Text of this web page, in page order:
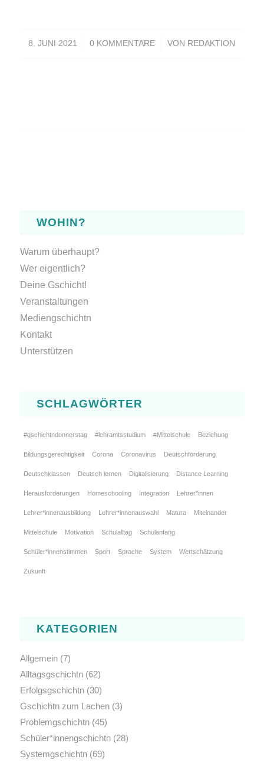
8. JUNI 2021
/ 0 KOMMENTARE
/ VON REDAKTION
WOHIN?
Warum überhaupt?
Wer eigentlich?
Deine Gschicht!
Veranstaltungen
Mediengschichtn
Kontakt
Unterstützen
SCHLAGWÖRTER
#gschichtndonnerstag #lehramtsstudium #Mittelschule Beziehung
Bildungsgerechtigkeit Corona Coronavirus Deutschförderung
Deutschklassen Deutsch lernen Digitalisierung Distance Learning
Herausforderungen Homeschooling Integration Lehrer*innen
Lehrer*innenausbildung Lehrer*innenauswahl Matura Miteinander
Mittelschule Motivation Schulalltag Schulanfang
Schüler*innenstimmen Sport Sprache System Wertschätzung
Zukunft
KATEGORIEN
Allgemein(7)
Alltagsgschichtn(62)
Erfolgsgschichtn(30)
Gschichtn zum Lachen(3)
Problemgschichtn(45)
Schüler*innengschichtn(28)
Systemgschichtn(69)